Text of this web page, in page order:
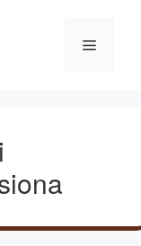
Menu